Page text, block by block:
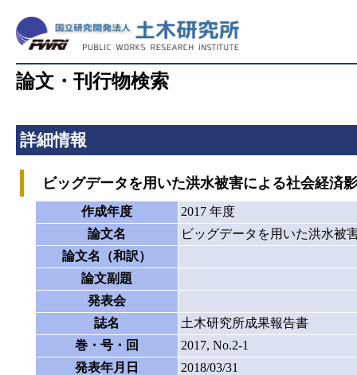
論文・刊行物検索
詳細情報
ビッグデータを用いた洪水被害による社会経済
作成年度
2017 年度
論文名
ビッグデータを用いた洪水被
論文名（和訳）
論文副題
発表会
誌名
土木研究所成果報告書
巻・号・回
2017, No.2-1
発表年月日
2018/03/31